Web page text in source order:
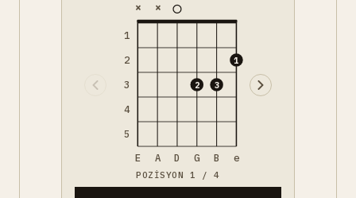
1
2
3
4
5
× ×
2 3
1
E A D G B e
POZISYON 1 / 4